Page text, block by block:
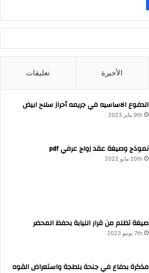
الأخيرة تعليقات
الدفوع الاساسيه في جريمه أحراز سلاح ابيض
9th يناير 2023
نموذج وصيغة عقد زواج عرفي pdf
20th مايو 2022
صيغة تظلم من قرار النيابة بحفظ المحضر
7th يونيو 2023
مذكرة بدفاع في جنحة بلطجة واستعراض القوه